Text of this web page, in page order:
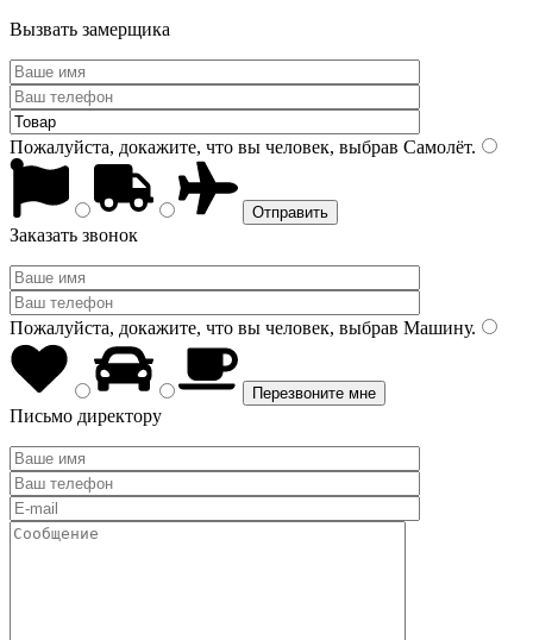
Вызвать замерщика
Пожалуйста, докажите, что вы человек, выбрав Самолёт.
Заказать звонок
Пожалуйста, докажите, что вы человек, выбрав Машину.
Письмо директору